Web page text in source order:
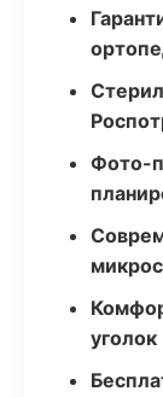
Фото-
уголок